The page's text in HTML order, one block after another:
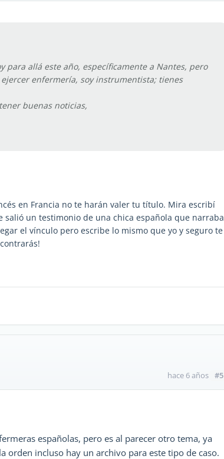
para allá este año, específicamente a Nantes, pero
enfermería, soy instrumentista; tienes
buenas noticias,
en Francia no te harán valer tu título. Mira escribí
salió un testimonio de una chica española que narraba
el vínculo pero escribe lo mismo que yo y seguro te
hace 6 años #5
españolas, pero es al parecer otro tema, ya
orden incluso hay un archivo para este tipo de caso.